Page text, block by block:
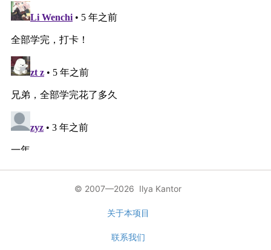
© 2007—2026 Ilya Kantor
关于本项目
联系我们